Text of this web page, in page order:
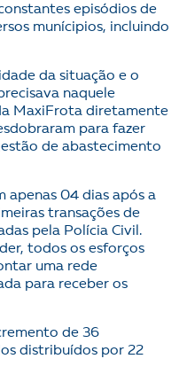
episódios de
munícipios, incluindo
da situação e o
naquele
MaxiFrota diretamente
para fazer
de abastecimento
apenas 04 dias após a
transações de
pela Polícia Civil.
todos os esforços
uma rede
para receber os
de 36
distribuídos por 22